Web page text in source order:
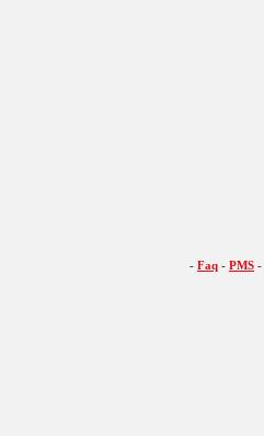
- Faq - PMS -